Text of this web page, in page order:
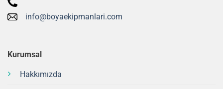
info@boyaekipmanlari.com
Kurumsal
Hakkımızda